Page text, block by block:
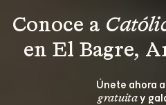
Conoce a
en El Bagre,
Únete ahora
gratuita y